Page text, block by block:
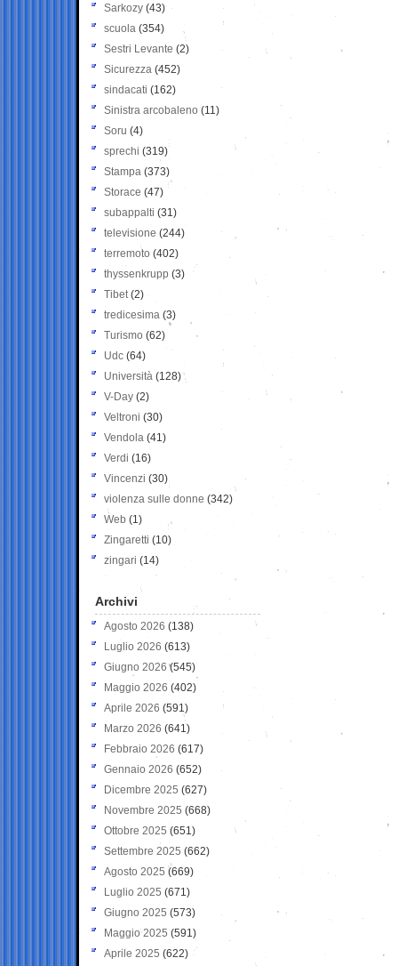
Sarkozy (43)
scuola (354)
Sestri Levante (2)
Sicurezza (452)
sindacati (162)
Sinistra arcobaleno (11)
Soru (4)
sprechi (319)
Stampa (373)
Storace (47)
subappalti (31)
televisione(244)
terremoto (402)
thyssenkrupp (3)
Tibet(2)
tredicesima (3)
Turismo (62)
Udc (64)
Università (128)
V-Day (2)
Veltroni (30)
Vendola (41)
Verdi (16)
Vincenzi (30)
violenza sulle donne (342)
Web (1)
Zingaretti (10)
zingari (14)
Archivi
Agosto 2026 (138)
Luglio 2026 (613)
Giugno 2026 (545)
Maggio 2026 (402)
Aprile 2026 (591)
Marzo 2026 (641)
Febbraio 2026 (617)
Gennaio 2026 (652)
Dicembre 2025 (627)
Novembre 2025 (668)
Ottobre 2025 (651)
Settembre 2025 (662)
Agosto 2025 (669)
Luglio 2025 (671)
Giugno 2025 (573)
Maggio 2025 (591)
Aprile 2025 (622)